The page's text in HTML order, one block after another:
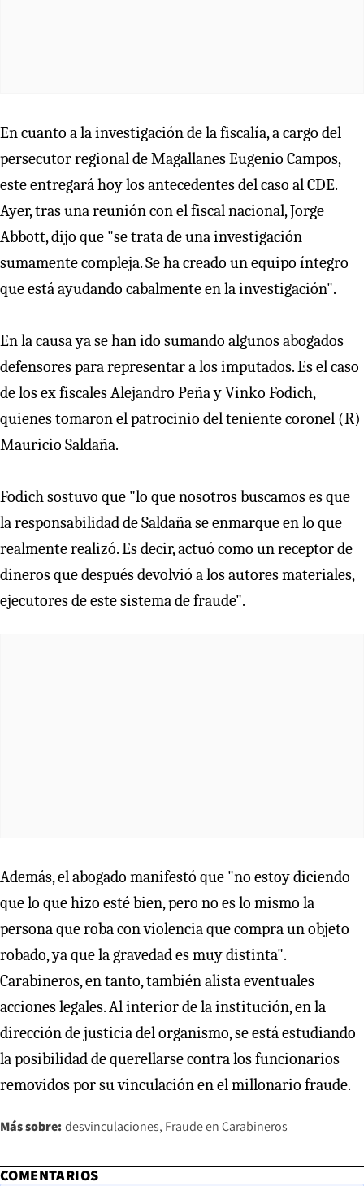
En cuanto a la investigación de la fiscalía, a cargo del
persecutor regional de Magallanes Eugenio Campos,
este entregará hoy los antecedentes del caso al CDE.
Ayer, tras una reunión con el fiscal nacional, Jorge
Abbott, dijo que "se trata de una investigación
sumamente compleja. Se ha creado un equipo íntegro
que está ayudando cabalmente en la investigación".
En la causa ya se han ido sumando algunos abogados
defensores para representar a los imputados. Es el caso
de los ex fiscales Alejandro Peña y Vinko Fodich,
quienes tomaron el patrocinio del teniente coronel (R)
Mauricio Saldaña.
Fodich sostuvo que "lo que nosotros buscamos es que
la responsabilidad de Saldaña se enmarque en lo que
realmente realizó. Es decir, actuó como un receptor de
dineros que después devolvió a los autores materiales,
ejecutores de este sistema de fraude".
Además, el abogado manifestó que "no estoy diciendo
que lo que hizo esté bien, pero no es lo mismo la
persona que roba con violencia que compra un objeto
robado, ya que la gravedad es muy distinta".
Carabineros, en tanto, también alista eventuales
acciones legales. Al interior de la institución, en la
dirección de justicia del organismo, se está estudiando
la posibilidad de querellarse contra los funcionarios
removidos por su vinculación en el millonario fraude.
Más sobre: desvinculaciones Fraude en Carabineros
COMENTARIOS